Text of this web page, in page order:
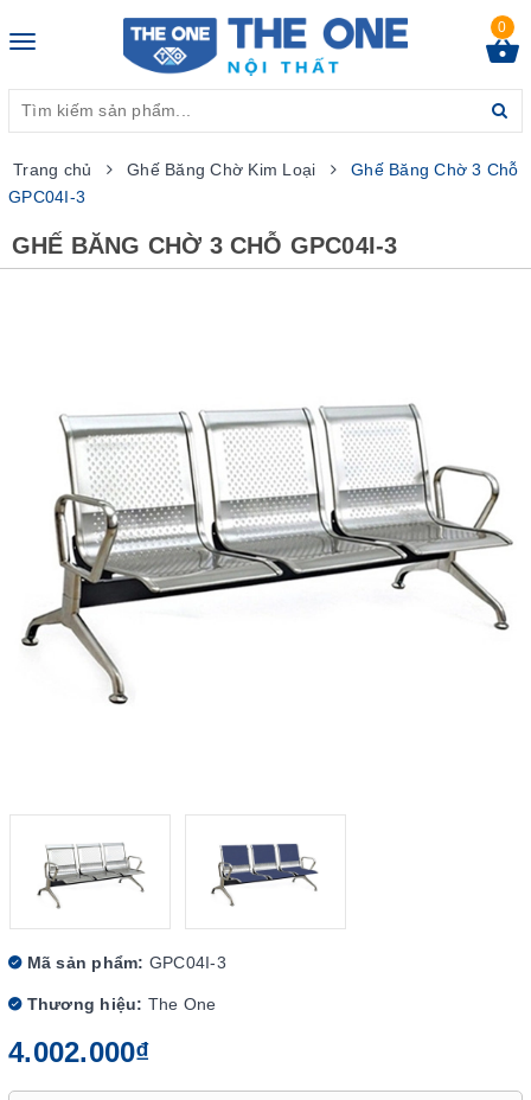
Toggle
0
Trang chủ Ghế Băng Chờ Kim Loại
Ghế Băng Chờ 3 Chỗ
GPC04I-3
GHẾ BĂNG CHỜ 3 CHỖ GPC04I-3
Mã sản phẩm: GPC04I-3
Thương hiệu: The One
4.002.000₫